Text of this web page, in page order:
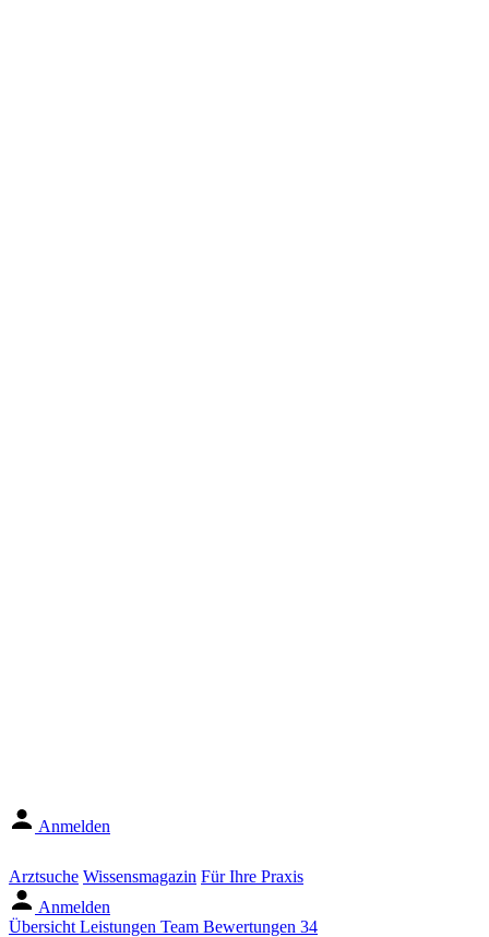
Anmelden
Arztsuche Wissensmagazin Für Ihre Praxis
Anmelden
Übersicht Leistungen Team Bewertungen 34